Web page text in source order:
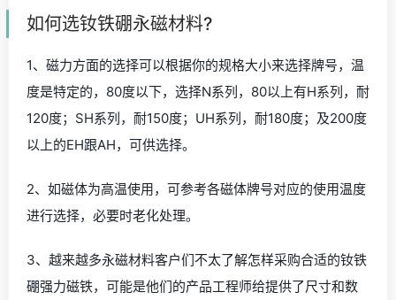
如何选钕铁硼永磁材料?
1、磁力方面的选择可以根据你的规格大小来选择牌号，温
度是特定的，80度以下，选择N系列，80以上有H系列，耐
120度；SH系列，耐150度；UH系列，耐180度；及200度
以上的EH跟AH，可供选择。
2、如磁体为高温使用，可参考各磁体牌号对应的使用温度
进行选择，必要时老化处理。
3、越来越多永磁材料客户们不太了解怎样采购合适的钕铁
硼强力磁铁，可能是他们的产品工程师给提供了尺寸和数